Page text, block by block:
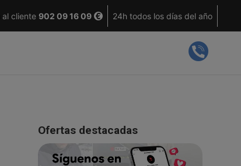
al cliente 902 09 16 09 24h todos los días del año
Ofertas destacadas